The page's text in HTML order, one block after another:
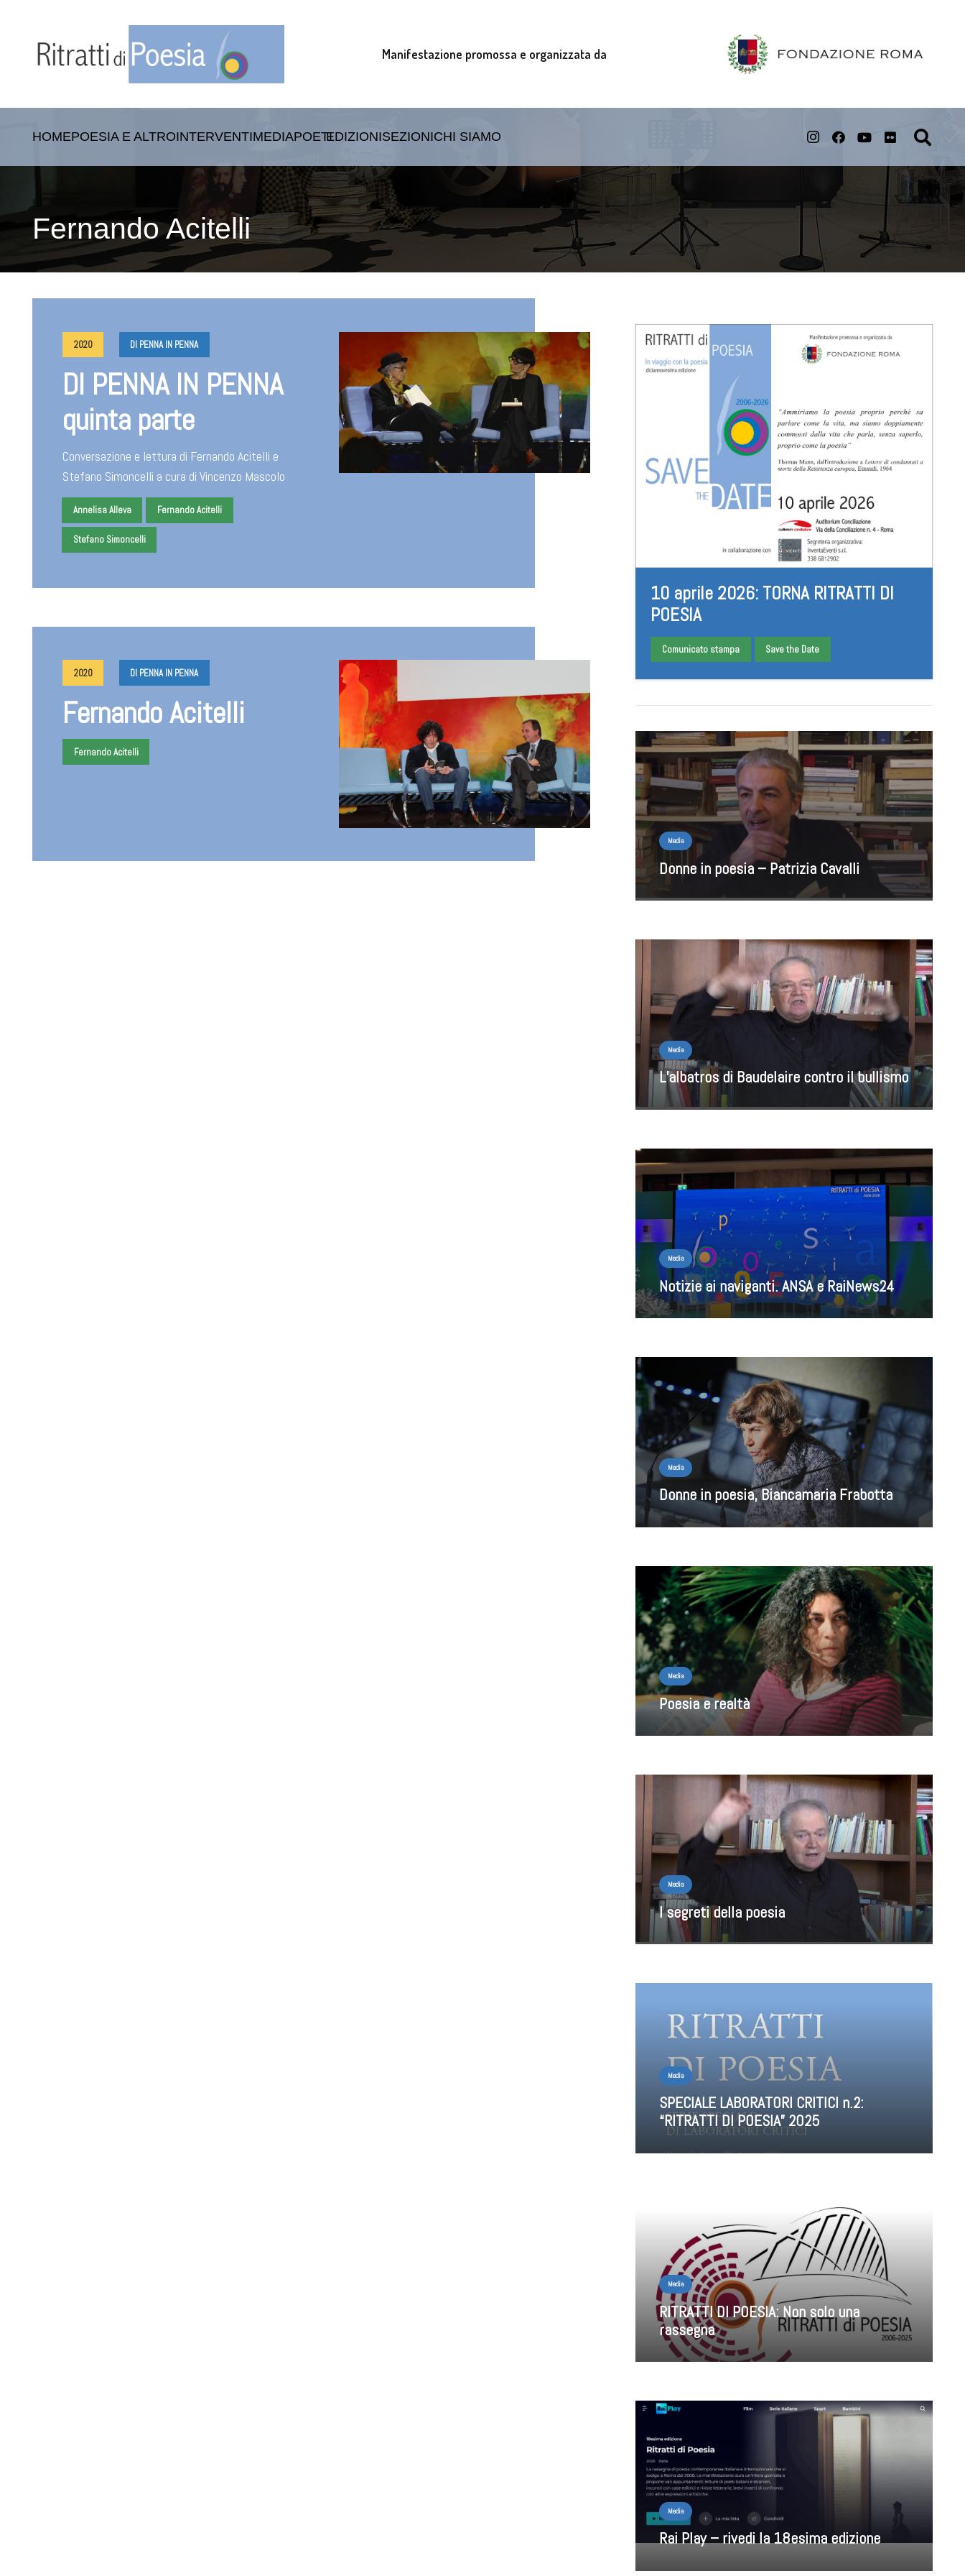
Manifestazione promossa e organizzata da
HOMEPOESIA E ALTROINTERVENTIMEDIAPOETIEDIZIONISEZIONICHI SIAMO
Fernando Acitelli
2020 DI PENNA IN PENNA
DI PENNA IN PENNA
quinta parte
Conversazione e lettura di Fernando Acitelli e
Stefano Simoncelli a cura di Vincenzo Mascolo
Annelisa Alleva Fernando Acitelli
Stefano Simoncelli
2020 DI PENNA IN PENNA
Fernando Acitelli
Fernando Acitelli
10 aprile 2026: TORNA RITRATTI DI
POESIA
Comunicato stampa Save the Date
Media
Donne in poesia – Patrizia Cavalli
Media
L’albatros di Baudelaire contro il bullismo
Media
Notizie ai naviganti. ANSA e RaiNews24
Media
Donne in poesia, Biancamaria Frabotta
Media
Poesia e realtà
Media
I segreti della poesia
Media
SPECIALE LABORATORI CRITICI n.2:
“RITRATTI DI POESIA” 2025
Media
RITRATTI DI POESIA: Non solo una
rassegna
Media
Rai Play – rivedi la 18esima edizione